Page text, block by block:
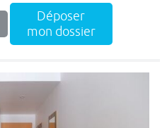
Déposer
mon dossier